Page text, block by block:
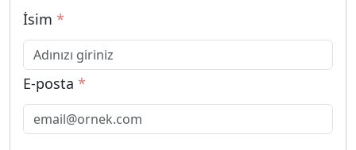
İsim *
E-posta *